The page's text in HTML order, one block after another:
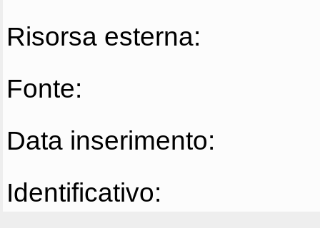
Risorsa esterna:
Fonte:
Data inserimento:
Identificativo: